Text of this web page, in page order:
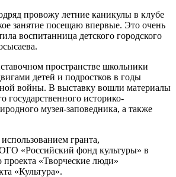
провожу летние каникулы в клубе
занятие посещаю впервые. Это очень
воспитанница детского городского
пространстве школьники
детей и подростков в годы
войны. В выставку вошли материалы
государственного историко-
музея-заповедника, а также
гранта,
«Российский фонд культуры» в
проекта «Творческие люди»
«Культура».